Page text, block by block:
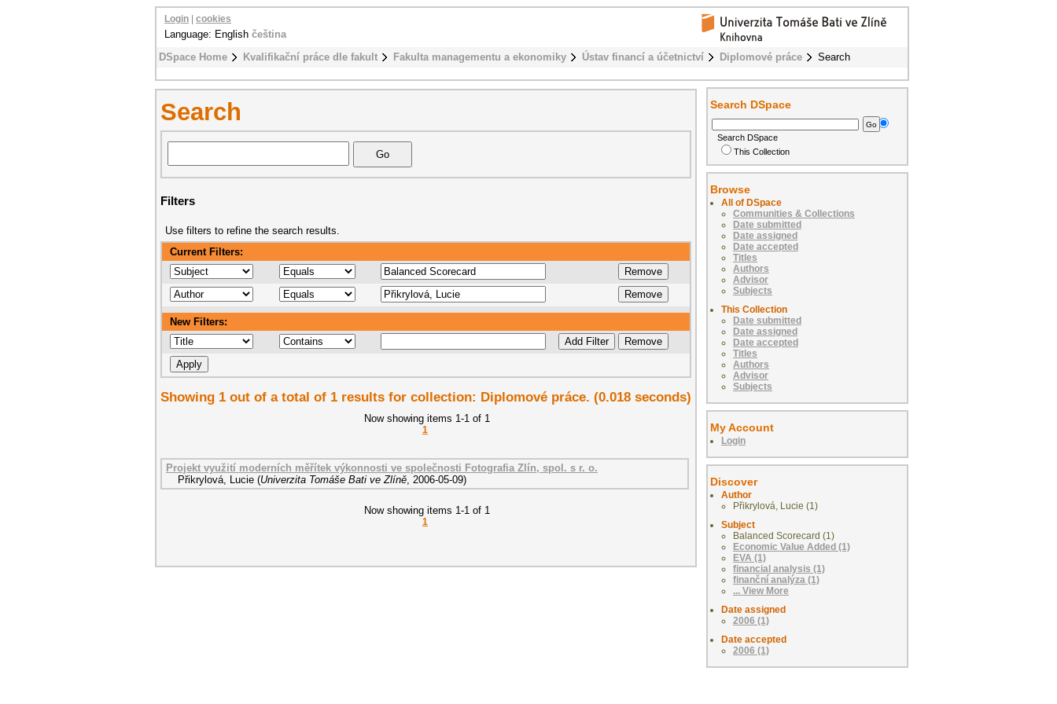
DSpace Home Kvalifikační práce dle fakult Fakulta managementu a ekonomiky Ústav financí a účetnictví Diplomové práce Search
Login cookies
Language: English čeština
Search
Filters
Use filters to refine the search results.
Current Filters:
New Filters:
Showing 1 out of a total of 1 results for collection: Diplomové práce. (0.018 seconds)
Now showing items 1-1 of 1
1
Projekt využití moderních měřítek výkonnosti ve společnosti Fotografia Zlín, spol. s r. o.
Přikrylová, Lucie (Univerzita Tomáše Bati ve Zlíně, 2006-05-09)
Now showing items 1-1 of 1
1
Search DSpace
Search DSpace
This Collection
Browse
All of DSpace
Communities & Collections
Date submitted
Date assigned
Date accepted
Titles
Authors
Advisor
Subjects
This Collection
Date submitted
Date assigned
Date accepted
Titles
Authors
Advisor
Subjects
My Account
Login
Discover
Author
Přikrylová, Lucie (1)
Subject
Balanced Scorecard (1)
Economic Value Added (1)
EVA (1)
financial analysis (1)
finanční analýza (1)
... View More
Date assigned
2006 (1)
Date accepted
2006 (1)